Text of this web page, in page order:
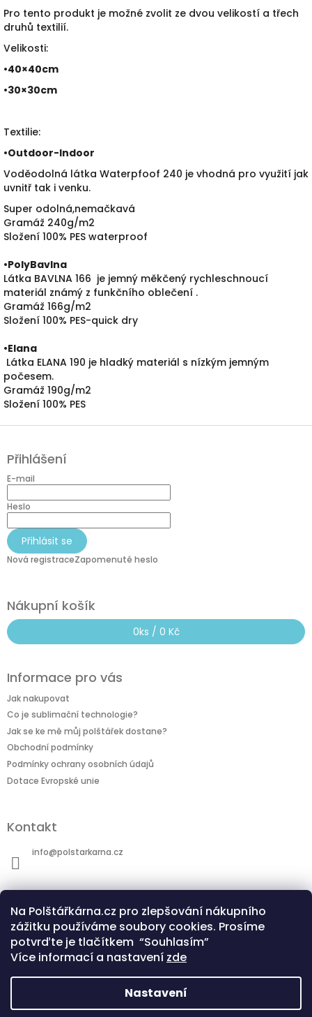
Na Polštářkárna.cz pro zlepšování nákupního
zážitku používáme soubory cookies. Prosíme
potvrďte je tlačítkem “Souhlasím”
Více informací a nastavení zde
Nastavení
Pro tento produkt je možné zvolit ze dvou velikostí a třech
druhů textilií.
Velikosti:
•40×40cm
•30×30cm
Textilie:
•Outdoor-Indoor
Voděodolná látka Waterpfoof 240 je vhodná pro využití jak
uvnitř tak i venku.
Super odolná,nemačkavá
Gramáž 240g/m2
Složení 100% PES waterproof
•PolyBavlna
Látka BAVLNA 166 je jemný měkčený rychleschnoucí
materiál známý z funkčního oblečení .
Gramáž 166g/m2
Složení 100% PES-quick dry
•Elana
Látka ELANA 190 je hladký materiál s nízkým jemným
počesem.
Gramáž 190g/m2
Složení 100% PES
Z
p
a
Přihlášení
E-mail
Heslo
Přihlásit se
Nová registraceZapomenuté heslo
Nákupní košík
0ks / 0 Kč
Informace pro vás
Jak nakupovat
Co je sublimační technologie?
Jak se ke mě můj polštářek dostane?
Obchodní podmínky
Podmínky ochrany osobních údajů
Dotace Evropské unie
Kontakt
info@polstarkarna.cz
Dotace Evropské unie Co je sublimační technologie?